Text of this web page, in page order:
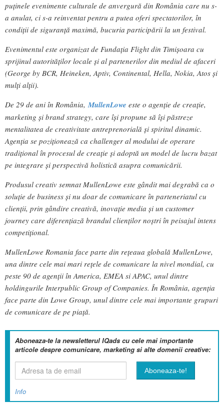
puținele evenimente culturale de anvergură din România care nu s-
a anulat, ci s-a reinventat pentru a putea oferi spectatorilor, în
condiții de siguranță maximă, bucuria participării la un festival.
Evenimentul este organizat de Fundația Flight din Timișoara cu
sprijinul autorităților locale și al partenerilor din mediul de afaceri
(George by BCR, Heineken, Aptiv, Continental, Hella, Nokia, Atos și
mulți alții).
De 29 de ani în România,MullenLowe este o agenție de creație,
marketing și brand strategy, care își propune să își păstreze
mentalitatea de creativitate antreprenorială și spiritul dinamic.
Agenția se poziționează ca challenger al modului de operare
tradițional în procesul de creație și adoptă un model de lucru bazat
pe integrare și perspectivă holistică asupra comunicării.
Produsul creativ semnat MullenLowe este gândit mai degrabă ca o
soluție de business și nu doar de comunicare în parteneriatul cu
clienții, prin gândire creativă, inovație media și un customer
journey care diferențiază brandul clienților noștri în peisajul intens
competițional.
MullenLowe Romania face parte din rețeaua globală MullenLowe,
una dintre cele mai mari rețele de comunicare la nivel mondial, cu
peste 90 de agenții în America, EMEA si APAC, unul dintre
holdingurile Interpublic Group of Companies. În România, agenția
face parte din Lowe Group, unul dintre cele mai importante grupuri
de comunicare de pe piață.
Aboneaza-te la newsletterul IQads cu cele mai importante
articole despre comunicare, marketing si alte domenii creative:
Info